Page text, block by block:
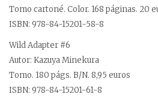
Tomo cartoné. Color. 168 páginas. 20
ISBN: 978-84-15201-58-8
Wild Adapter #6
Autor: Kazuya Minekura
Tomo. 180 págs. B/N. 8,95 euros
ISBN: 978-84-15201-61-8